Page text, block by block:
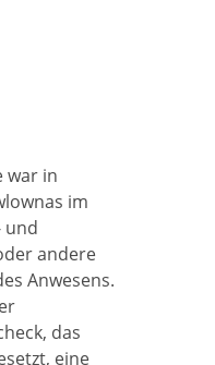
war in
im
und
andere
Anwesens.
das
eine